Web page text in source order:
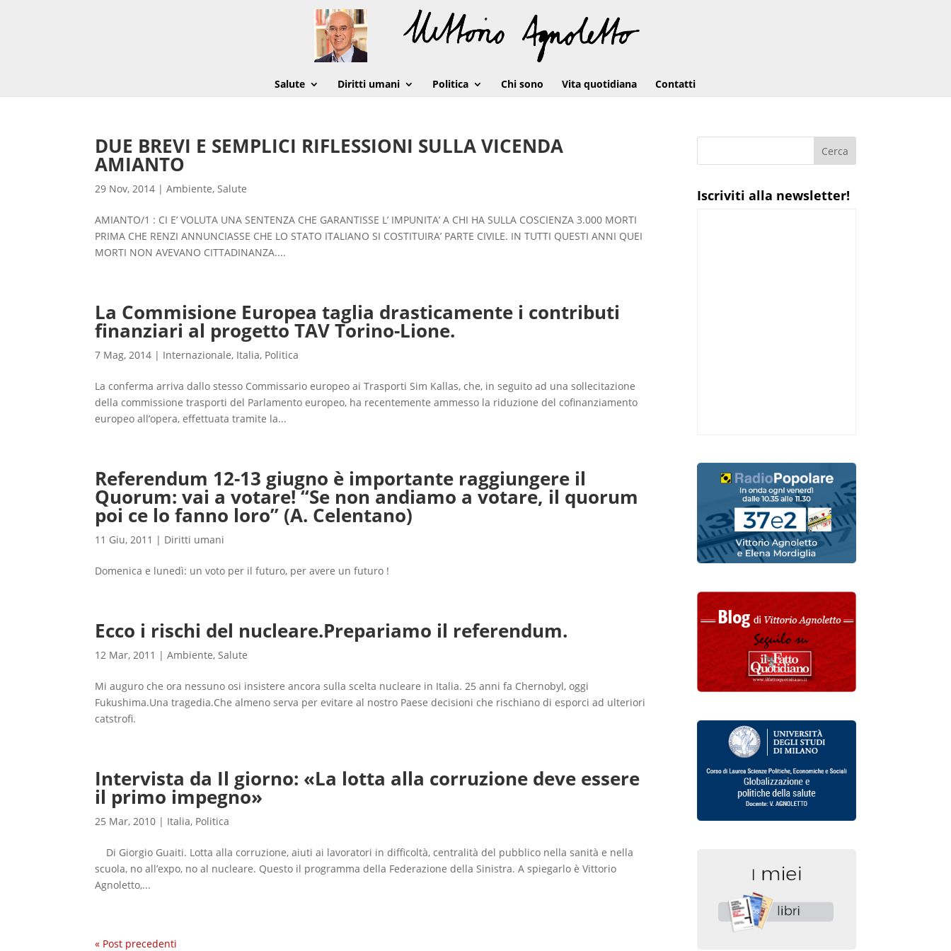
Salute Diritti umani Politica Chi sono Vita quotidiana Contatti
DUE BREVI E SEMPLICI RIFLESSIONI SULLA VICENDA
AMIANTO
29 Nov, 2014 |Ambiente,Salute
AMIANTO/1 : CI E’ VOLUTA UNA SENTENZA CHE GARANTISSE L’ IMPUNITA’ A CHI HA SULLA COSCIENZA 3.000 MORTI
PRIMA CHE RENZI ANNUNCIASSE CHE LO STATO ITALIANO SI COSTITUIRA’ PARTE CIVILE. IN TUTTI QUESTI ANNI QUEI
MORTI NON AVEVANO CITTADINANZA....
La Commisione Europea taglia drasticamente i contributi
finanziari al progetto TAV Torino-Lione.
7 Mag, 2014 | Internazionale, Italia, Politica
La conferma arriva dallo stesso Commissario europeo ai Trasporti Sim Kallas, che, in seguito ad una sollecitazione
della commissione trasporti del Parlamento europeo, ha recentemente ammesso la riduzione del cofinanziamento
europeo all’opera, effettuata tramite la...
Referendum 12-13 giugno è importante raggiungere il
Quorum: vai a votare! “Se non andiamo a votare, il quorum
poi ce lo fanno loro” (A. Celentano)
11 Giu, 2011 | Diritti umani
Domenica e lunedì: un voto per il futuro, per avere un futuro !
Ecco i rischi del nucleare.Prepariamo il referendum.
12 Mar, 2011 |Ambiente,Salute
Mi auguro che ora nessuno osi insistere ancora sulla scelta nucleare in Italia. 25 anni fa Chernobyl, oggi
Fukushima.Una tragedia.Che almeno serva per evitare al nostro Paese decisioni che rischiano di esporci ad ulteriori
catstrofi.
Intervista da Il giorno: «La lotta alla corruzione deve essere
il primo impegno»
25 Mar, 2010 | Italia, Politica
Di Giorgio Guaiti. Lotta alla corruzione, aiuti ai lavoratori in difficoltà, centralità del pubblico nella sanità e nella
scuola, no all’expo, no al nucleare. Questo il programma della Federazione della Sinistra. A spiegarlo è Vittorio
Agnoletto,...
« Post precedenti
Iscriviti alla newsletter!